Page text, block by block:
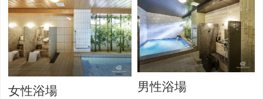
女性浴場 男性浴場